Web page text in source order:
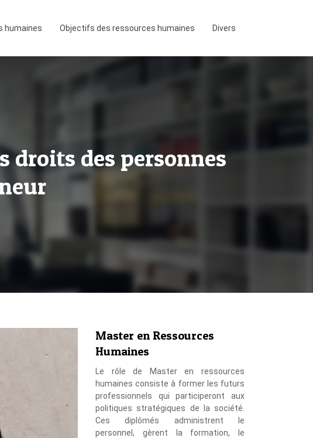
humaines Objectifs des ressources humaines Divers
droits des personnes
Master en Ressources
Humaines
Le rôle de Master en ressources
humaines consiste à former les futurs
professionnels qui participeront aux
politiques stratégiques de la société.
Ces diplômés administrent le
personnel, gèrent la formation, le